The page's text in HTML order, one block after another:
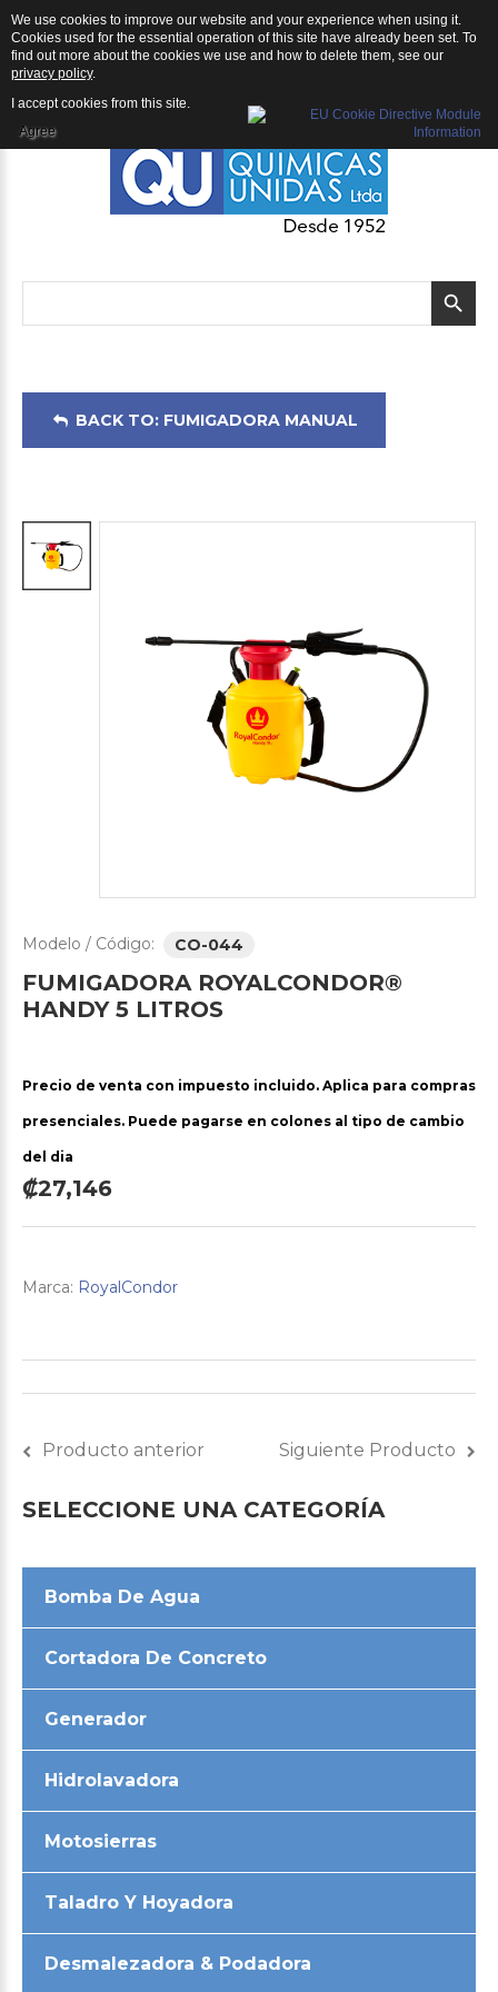
BACK TO: FUMIGADORA MANUAL
Modelo / Código: CO-044
FUMIGADORA ROYALCONDOR®
HANDY 5 LITROS
Precio de venta con impuesto incluido. Aplica para compras
presenciales. Puede pagarse en colones al tipo de cambio
del dia
₡27,146
Marca: RoyalCondor
Producto anterior Siguiente Producto
SELECCIONE UNA CATEGORÍA
Bomba De Agua
Cortadora De Concreto
Generador
Hidrolavadora
Motosierras
Taladro Y Hoyadora
Desmalezadora & Podadora
We use cookies to improve our website and your experience when using it.
Cookies used for the essential operation of this site have already been set. To
find out more about the cookies we use and how to delete them, see our
privacy policy.
I accept cookies from this site.
Agree
Fumigadora Manual: Fumigadora RoyalCondor® Handy 5 litros